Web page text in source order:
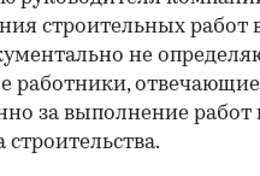
строительных работ
не
работники, отвечающие
за выполнение работ
строительства.